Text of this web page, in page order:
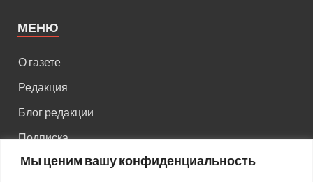
Мы ценим вашу конфиденциальность
МЕНЮ
О газете
Редакция
Блог редакции
Подписка
Правила поведения на сайте